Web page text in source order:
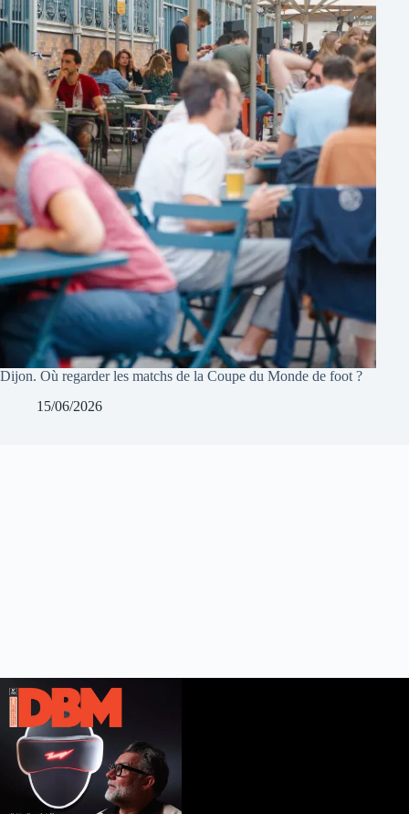
Dijon. Où regarder les matchs de la Coupe du Monde de foot ?
15/06/2026